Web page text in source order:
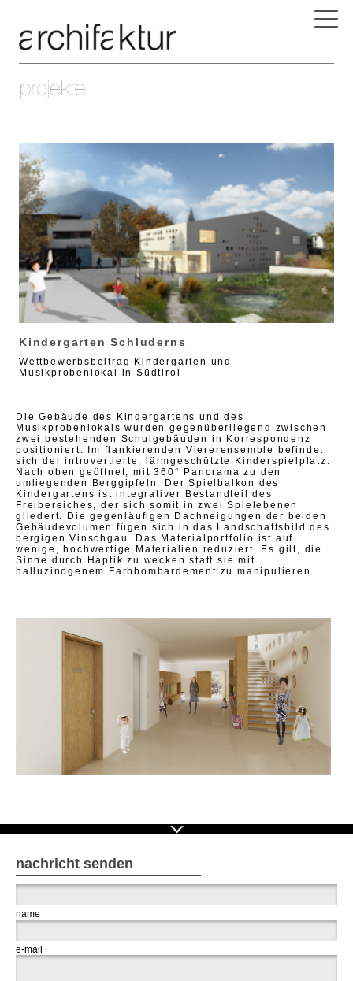
Kindergarten Schluderns
Wettbewerbsbeitrag Kindergarten und
Musikprobenlokal in Südtirol
Die Gebäude des Kindergartens und des
Musikprobenlokals wurden gegenüberliegend zwischen
zwei bestehenden Schulgebäuden in Korrespondenz
positioniert. Im flankierenden Viererensemble befindet
sich der introvertierte, lärmgeschützte Kinderspielplatz.
Nach oben geöffnet, mit 360° Panorama zu den
umliegenden Berggipfeln. Der Spielbalkon des
Kindergartens ist integrativer Bestandteil des
Freibereiches, der sich somit in zwei Spielebenen
gliedert. Die gegenläufigen Dachneigungen der beiden
Gebäudevolumen fügen sich in das Landschaftsbild des
bergigen Vinschgau. Das Materialportfolio ist auf
wenige, hochwertige Materialien reduziert. Es gilt, die
Sinne durch Haptik zu wecken statt sie mit
halluzinogenem Farbbombardement zu manipulieren.
nachricht senden
name
e-mail